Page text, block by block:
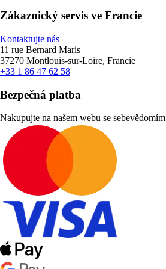
Zákaznický servis ve Francie
Kontaktujte nás
11 rue Bernard Maris
37270 Montlouis-sur-Loire, Francie
+33 1 86 47 62 58
Bezpečná platba
Nakupujte na našem webu se sebevědomím